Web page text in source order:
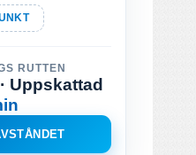
RUTTEN
· Uppskattad